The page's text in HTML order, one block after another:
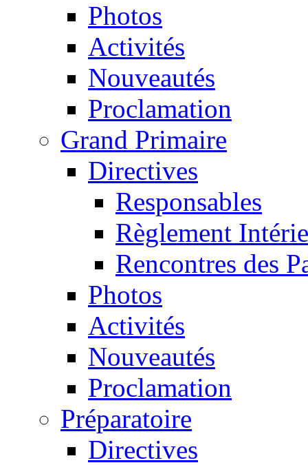
Photos
Activités
Nouveautés
Proclamation
Grand Primaire
Directives
Responsables
Règlement
Rencontres des
Photos
Activités
Nouveautés
Proclamation
Préparatoire
Directives